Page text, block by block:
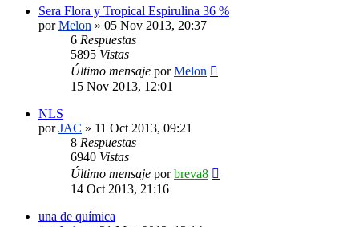
Sera Flora y Tropical Espirulina 36 %
porMelon » 05 Nov 2013, 20:37
6 Respuestas
5895 Vistas
Último mensaje porMelon
15 Nov 2013, 12:01
NLS
porJAC » 11 Oct 2013, 09:21
8 Respuestas
6940 Vistas
Último mensaje porbreva8
14 Oct 2013, 21:16
una de química